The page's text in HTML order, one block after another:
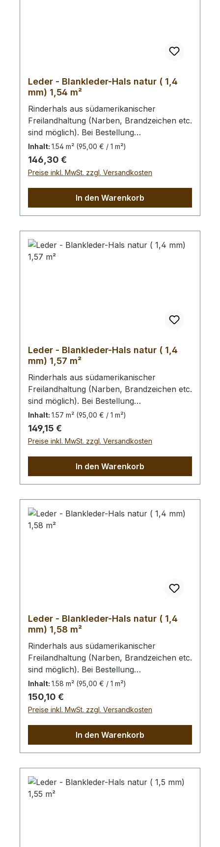
Leder - Blankleder-Hals natur ( 1,4
mm) 1,54 m²
Rinderhals aus südamerikanischer
Freilandhaltung (Narben, Brandzeichen etc.
sind möglich). Bei Bestellung
von diesem Stück erhalten Sie ein
1,54 m² großes Leder. Das Kernstück ist
135 cm x 65 cm groß (siehe Foto 4).
Inhalt: 1.54 m² (95,00 € / 1 m²)
Regulärer Preis:
146,30 €
Preise inkl. MwSt. zzgl. Versandkosten
In den Warenkorb
Leder - Blankleder-Hals natur ( 1,4
mm) 1,57 m²
Rinderhals aus südamerikanischer
Freilandhaltung (Narben, Brandzeichen etc.
sind möglich). Bei Bestellung
von diesem Stück erhalten Sie ein
1,59 m² großes Leder. Das Kernstück ist
100 cm x 75 cm groß (siehe Foto 4).
Inhalt: 1.57 m² (95,00 € / 1 m²)
Regulärer Preis:
149,15 €
Preise inkl. MwSt. zzgl. Versandkosten
In den Warenkorb
Leder - Blankleder-Hals natur ( 1,4
mm) 1,58 m²
Rinderhals aus südamerikanischer
Freilandhaltung (Narben, Brandzeichen etc.
sind möglich). Bei Bestellung
von diesem Stück erhalten Sie ein
1,58 m² großes Leder. Das Kernstück ist
130 cm x 70 cm groß (siehe Foto 4).
Inhalt: 1.58 m² (95,00 € / 1 m²)
Regulärer Preis:
150,10 €
Preise inkl. MwSt. zzgl. Versandkosten
In den Warenkorb